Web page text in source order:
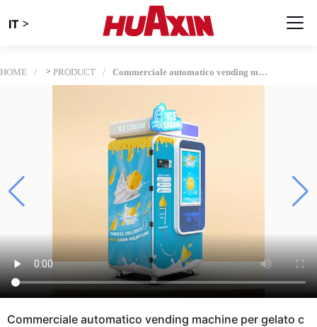
IT >
HOME > PRODUCT Commerciale automatico vending machine per gelato con auto-pulizia| High Profit serie HUAXIN B
Commerciale automatico vending machine per gelato c